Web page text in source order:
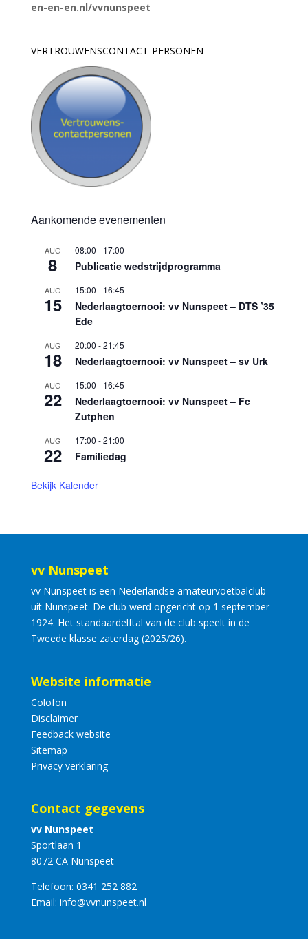
en-en-en.nl/vvnunspeet
VERTROUWENSCONTACT-PERSONEN
Aankomende evenementen
AUG
8
08:00 - 17:00
Publicatie wedstrijdprogramma
AUG
15
15:00 - 16:45
Nederlaagtoernooi: vv Nunspeet – DTS ’35
Ede
AUG
18
20:00 -21:45
Nederlaagtoernooi: vv Nunspeet – sv Urk
AUG
22
15:00 - 16:45
Nederlaagtoernooi: vv Nunspeet – Fc
Zutphen
AUG
22
17:00 -21:00
Familiedag
Bekijk Kalender
vv Nunspeet
vv Nunspeet is een Nederlandse amateurvoetbalclub
uit Nunspeet. De club werd opgericht op 1 september
1924. Het standaardelftal van de club speelt in de
Tweede klasse zaterdag (2025/26).
Website informatie
Colofon
Disclaimer
Feedback website
Sitemap
Privacy verklaring
Contact gegevens
vv Nunspeet
Sportlaan 1
8072 CA Nunspeet
Telefoon: 0341 252 882
Email: info@vvnunspeet.nl